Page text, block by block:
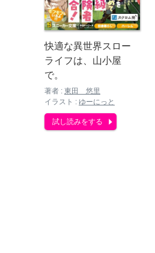
快適な異世界スロー
ライフは、山小屋
で。
著者 : 東田 悠里
イラスト : ゆーにっと
試し読みをする